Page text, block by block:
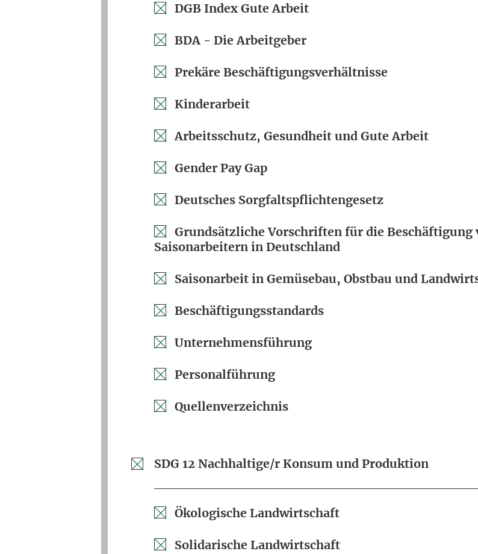
DGB Index Gute Arbeit
BDA - Die Arbeitgeber
Prekäre Beschäftigungsverhältnisse
Kinderarbeit
Arbeitsschutz, Gesundheit und Gute Arbeit
Gender Pay Gap
Deutsches Sorgfaltspflichtengesetz
Grundsätzliche Vorschriften für die Beschäftigung
Saisonarbeitern in Deutschland
Saisonarbeit in Gemüsebau, Obstbau und
Beschäftigungsstandards
Unternehmensführung
Personalführung
Quellenverzeichnis
SDG 12 Nachhaltige/r Konsum und Produktion
Ökologische Landwirtschaft
Solidarische Landwirtschaft